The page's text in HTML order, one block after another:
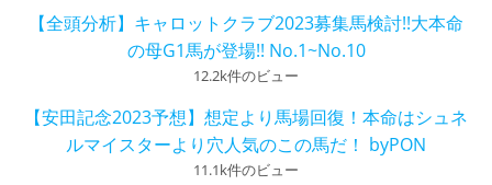
【全頭分析】キャロットクラブ2023募集馬検討!!大本命
の母G1馬が登場!! No.1~No.10
12.2k件のビュー
【安田記念2023予想】想定より馬場回復！本命はシュネ
ルマイスターより穴人気のこの馬だ！ byPON
11.1k件のビュー